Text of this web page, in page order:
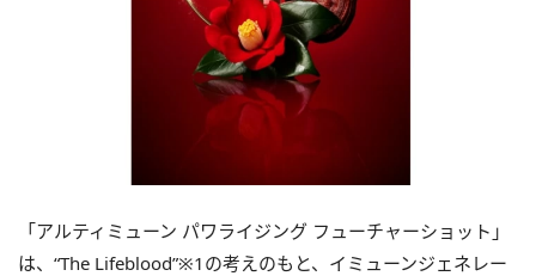
「アルティミューン パワライジング フューチャーショット」
は、“The Lifeblood”※1の考えのもと、イミューンジェネレー